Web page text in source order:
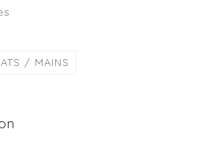
/ MAINS